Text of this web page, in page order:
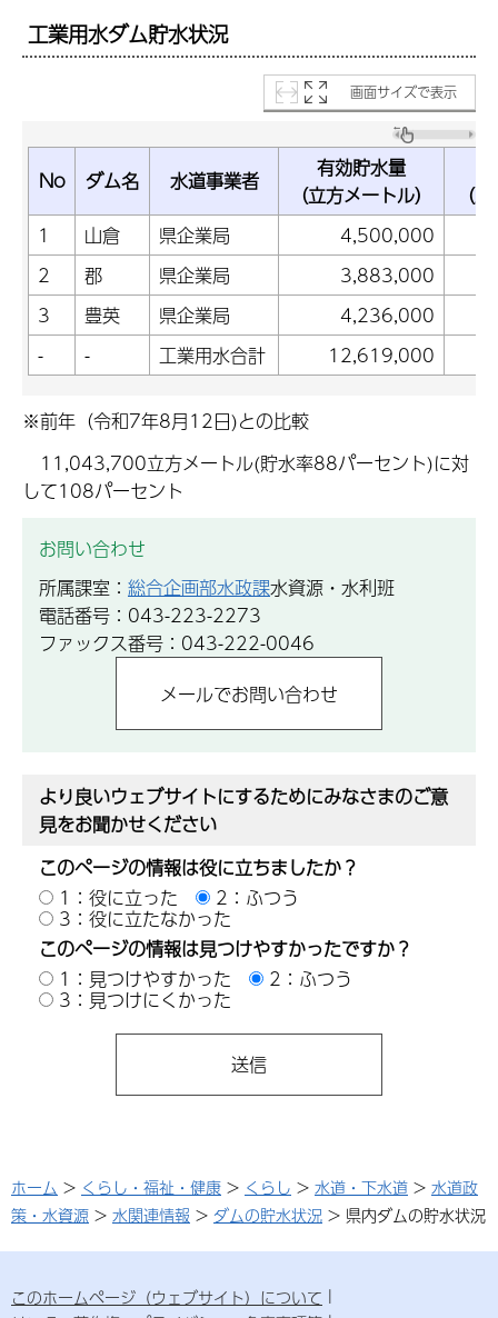
工業用水ダム貯水状況
画面サイズで表示
No ダム名 水道事業者
有効貯水量
（立方メートル）
（
1
山倉 県企業局
4,500,000
2
郡 県企業局
3,883,000
3
豊英 県企業局
4,236,000
-
- 工業用水合計 12,619,000
※前年（令和7年8月12日)との比較
11,043,700立方メートル(貯水率88パーセント)に対
して108パーセント
お問い合わせ
所属課室： 総合企画部水政課水資源・水利班
電話番号：043-223-2273
ファックス番号：043-222-0046
より良いウェブサイトにするためにみなさまのご意
見をお聞かせください
このページの情報は役に立ちましたか？
1：役に立った
2：ふつう
3：役に立たなかった
このページの情報は見つけやすかったですか？
1：見つけやすかった
2：ふつう
3：見つけにくかった
ホーム > くらし・福祉・健康 > くらし > 水道・下水道 > 水道政
策・水資源 > 水関連情報 > ダムの貯水状況 > 県内ダムの貯水状況
このホームページ（ウェブサイト）について